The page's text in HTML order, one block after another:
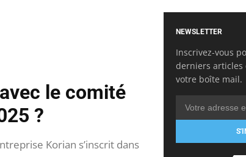
le comité
?
Korian s’inscrit dans
NEWSLETTER
Inscrivez-vous
derniers articles
votre boîte mail.